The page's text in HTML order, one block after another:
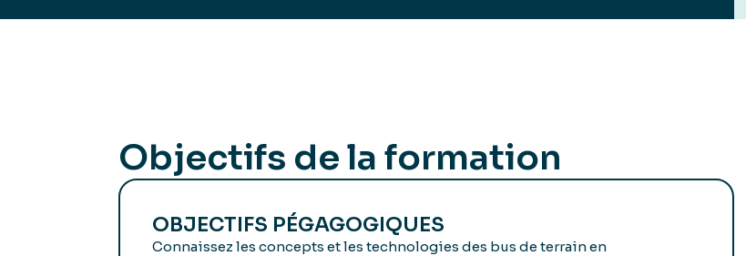
Objectifs de la formation
OBJECTIFS PÉGAGOGIQUES
Connaissez les concepts et les technologies des bus de terrain en